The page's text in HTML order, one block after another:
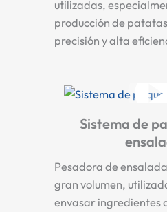
utilizadas,
producción de
precisión y alta
Sistema de
Pesadora de
gran volumen,
envasar ingredientes